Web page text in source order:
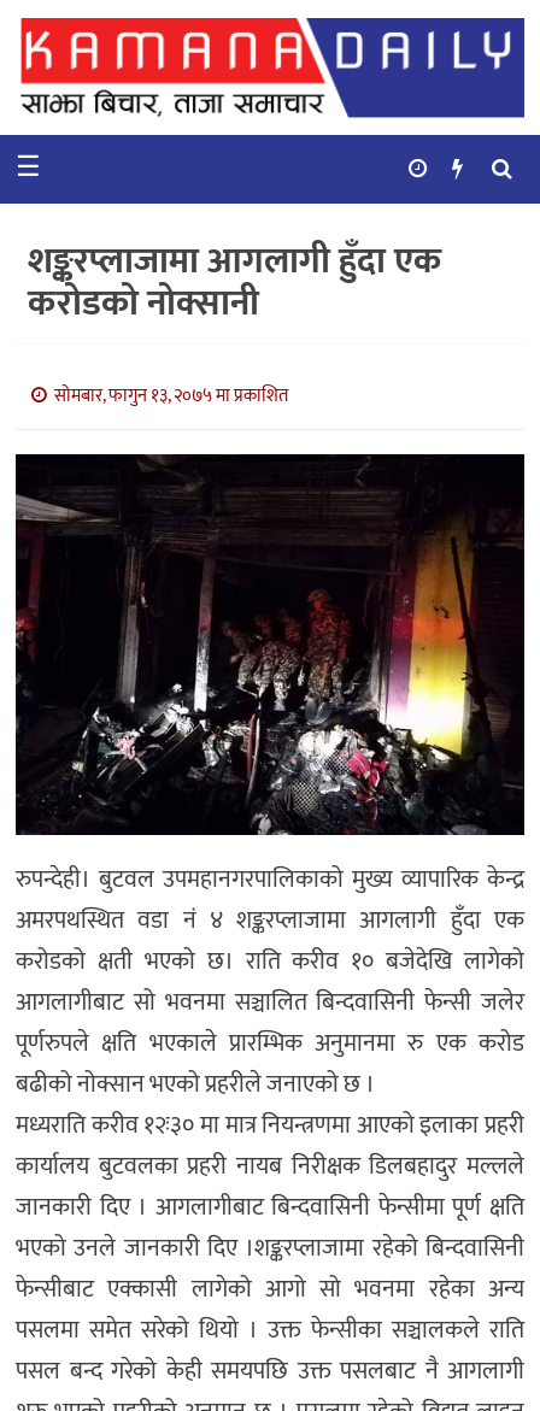
गृहपृष्ठ
समाचार
कुराकानी
बाणिज्य
भिडियो
सिफारिस
☰
शङ्करप्लाजामा आगलागी हुँदा एक
करोडको नोक्सानी
सोमबार, फागुन १३, २०७५ मा प्रकाशित
रुपन्देही। बुटवल उपमहानगरपालिकाको मुख्य व्यापारिक केन्द्र
अमरपथस्थित वडा नं ४ शङ्करप्लाजामा आगलागी हुँदा एक
करोडको क्षती भएको छ। राति करीव १० बजेदेखि लागेको
आगलागीबाट सो भवनमा सञ्चालित बिन्दवासिनी फेन्सी जलेर
पूर्णरुपले क्षति भएकाले प्रारम्भिक अनुमानमा रु एक करोड
बढीको नोक्सान भएको प्रहरीले जनाएको छ ।
मध्यराति करीव १२ः३० मा मात्र नियन्त्रणमा आएको इलाका प्रहरी
कार्यालय बुटवलका प्रहरी नायब निरीक्षक डिलबहादुर मल्लले
जानकारी दिए । आगलागीबाट बिन्दवासिनी फेन्सीमा पूर्ण क्षति
भएको उनले जानकारी दिए ।शङ्करप्लाजामा रहेको बिन्दवासिनी
फेन्सीबाट एक्कासी लागेको आगो सो भवनमा रहेका अन्य
पसलमा समेत सरेको थियो । उक्त फेन्सीका सञ्चालकले राति
पसल बन्द गरेको केही समयपछि उक्त पसलबाट नै आगलागी